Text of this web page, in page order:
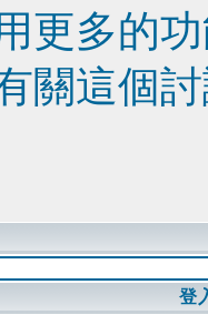
更多的
關這個
登